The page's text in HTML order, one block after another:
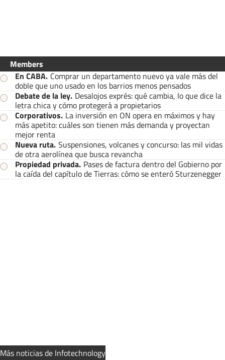
Members
En CABA. Comprar un departamento nuevo ya vale más del
doble que uno usado en los barrios menos pensados
Debate de la ley. Desalojos exprés: qué cambia, lo que dice la
letra chica y cómo protegerá a propietarios
Corporativos. La inversión en ON opera en máximos y hay
más apetito: cuáles son tienen más demanda y proyectan
mejor renta
Nueva ruta. Suspensiones, volcanes y concurso: las mil vidas
de otra aerolínea que busca revancha
Propiedad privada. Pases de factura dentro del Gobierno por
la caída del capítulo de Tierras: cómo se enteró Sturzenegger
Más noticias de Infotechnology